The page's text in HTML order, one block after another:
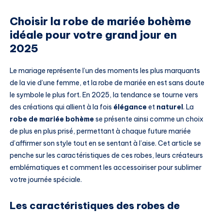
Choisir la robe de mariée bohème
idéale pour votre grand jour en
2025
Le mariage représente l’un des moments les plus marquants
de la vie d’une femme, et la robe de mariée en est sans doute
le symbole le plus fort. En 2025, la tendance se tourne vers
des créations qui allient à la fois éléganceet naturel. La
robe de mariée bohèmese présente ainsi comme un choix
de plus en plus prisé, permettant à chaque future mariée
d’affirmer son style tout en se sentant à l’aise. Cet article se
penche sur les caractéristiques de ces robes, leurs créateurs
emblématiques et comment les accessoiriser pour sublimer
votre journée spéciale.
Les caractéristiques des robes de